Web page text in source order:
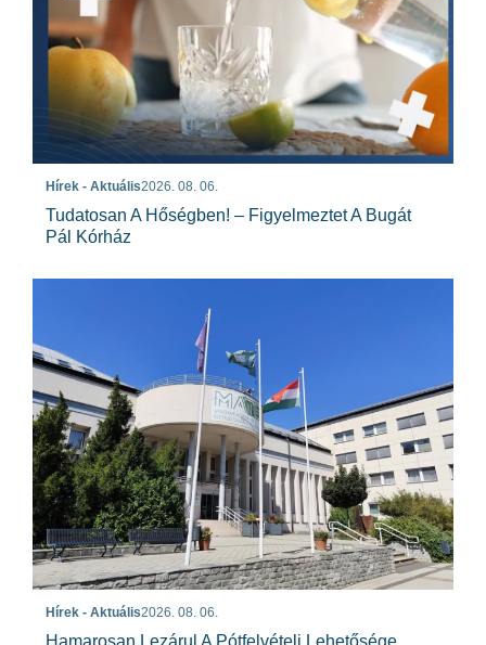
Hírek - Aktuális2026. 08. 06.
Tudatosan A Hőségben! – Figyelmeztet A Bugát
Pál Kórház
Hírek - Aktuális2026. 08. 06.